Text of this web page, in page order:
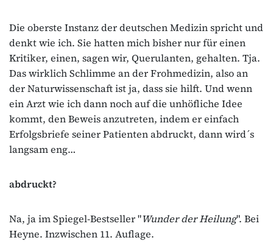
Die oberste Instanz der deutschen Medizin spricht und
denkt wie ich. Sie hatten mich bisher nur für einen
Kritiker, einen, sagen wir, Querulanten, gehalten. Tja.
Das wirklich Schlimme an der Frohmedizin, also an
der Naturwissenschaft ist ja, dass sie hilft. Und wenn
ein Arzt wie ich dann noch auf die unhöfliche Idee
kommt, den Beweis anzutreten, indem er einfach
Erfolgsbriefe seiner Patienten abdruckt, dann wird´s
langsam eng…
abdruckt?
Na, ja im Spiegel-Bestseller "Wunder der Heilung". Bei
Heyne. Inzwischen 11. Auflage.